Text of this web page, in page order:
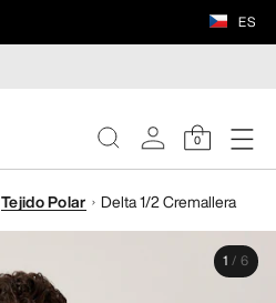
ES
0
Tejido Polar Delta 1/2 Cremallera
1 / 6